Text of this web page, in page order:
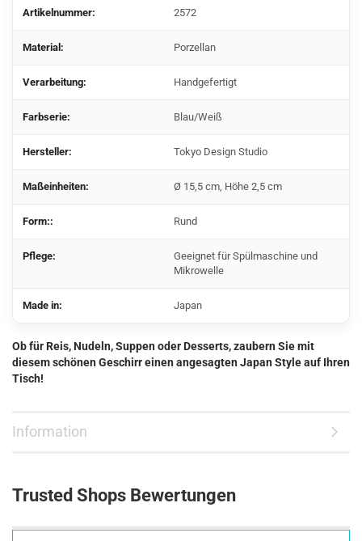
Artikelnummer: 2572
Material: Porzellan
Verarbeitung: Handgefertigt
Farbserie: Blau/Weiß
Hersteller: Tokyo Design Studio
Maßeinheiten: Ø 15,5 cm, Höhe 2,5 cm
Form:: Rund
Pflege:
Geeignet für Spülmaschine und
Mikrowelle
Made in: Japan
Ob für Reis, Nudeln, Suppen oder Desserts, zaubern Sie mit
diesem schönen Geschirr einen angesagten Japan Style auf Ihren
Tisch!
Information
Trusted Shops Bewertungen